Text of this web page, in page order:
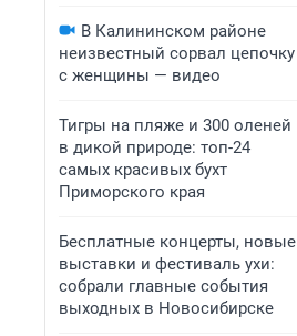
В Калининском районе
неизвестный сорвал цепочку
с женщины — видео
Тигры на пляже и 300 оленей
в дикой природе: топ-24
самых красивых бухт
Приморского края
Бесплатные концерты, новые
выставки и фестиваль ухи:
собрали главные события
выходных в Новосибирске